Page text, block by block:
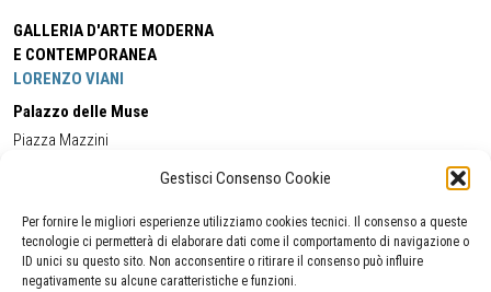
Gestisci Consenso Cookie
Per fornire le migliori esperienze utilizziamo cookies tecnici. Il consenso a queste
tecnologie ci permetterà di elaborare dati come il comportamento di navigazione o
ID unici su questo sito. Non acconsentire o ritirare il consenso può influire
negativamente su alcune caratteristiche e funzioni.
GALLERIA D'ARTE MODERNA
E CONTEMPORANEA
LORENZO VIANI
Palazzo delle Muse
Piazza Mazzini
Cell:+39 338 5714978 (orario apertura Galleria)
Tel:
+39 0584 944580
(orario 09.00/13.00)
Email:gamc@comune.viareggio.lu.it